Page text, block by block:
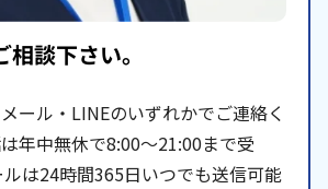
相談下さい。
ール・LINEのいずれかでご連絡く
年中無休で8:00〜21:00まで受
は24時間365日いつでも送信可能